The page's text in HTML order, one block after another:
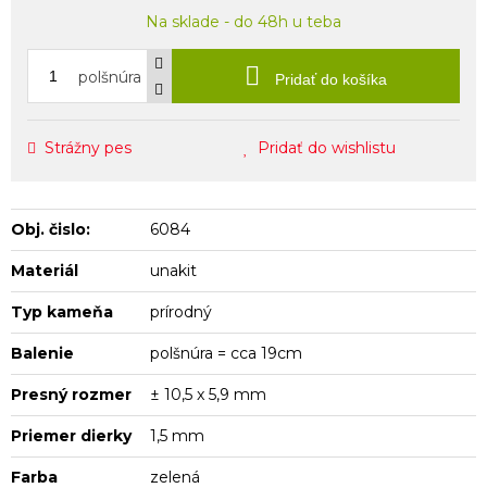
Na sklade - do 48h u teba
polšnúra Pridať do košíka
Strážny pes Pridať do wishlistu
Obj. čislo: 6084
Materiál unakit
Typ kameňa prírodný
Balenie polšnúra = cca 19cm
Presný rozmer ± 10,5 x 5,9 mm
Priemer dierky 1,5 mm
Farba zelená